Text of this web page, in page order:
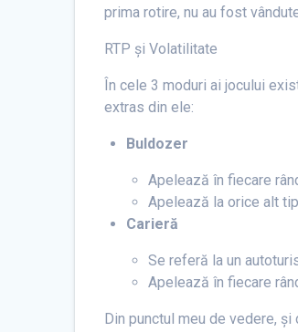
prima rotire, nu au fost
RTP și Volatilitate
În cele 3 moduri ai jocului
extras din ele:
Buldozer
Apelează în fiecare
Apelează la orice alt
Carieră
Se referă la un
Apelează în fiecare
Din punctul meu de vedere,